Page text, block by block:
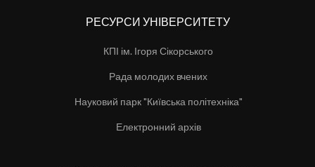
РЕСУРСИ УНІВЕРСИТЕТУ
КПІ ім. Ігоря Сікорського
Рада молодих вчених
Науковий парк "Київська політехніка"
Електронний архів